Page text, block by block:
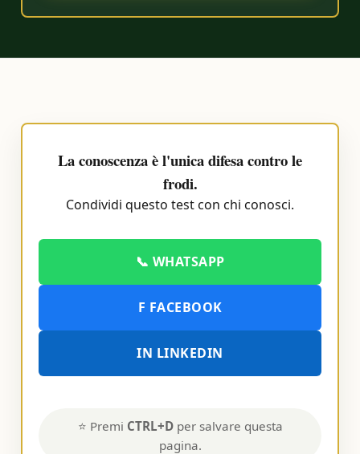
La conoscenza è l'unica difesa contro le
frodi.
Condividi questo test con chi conosci.
📞 WHATSAPP
F FACEBOOK
IN LINKEDIN
⭐ Premi CTRL+Dper salvare questa
pagina.